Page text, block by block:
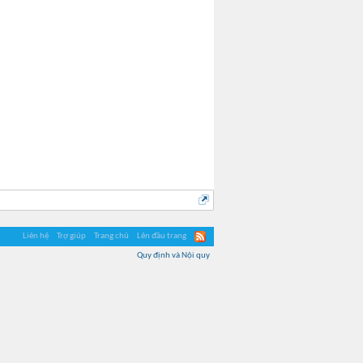
Liên hệ Trợ giúp Trang chủ Lên đầu trang
Quy định và Nội quy